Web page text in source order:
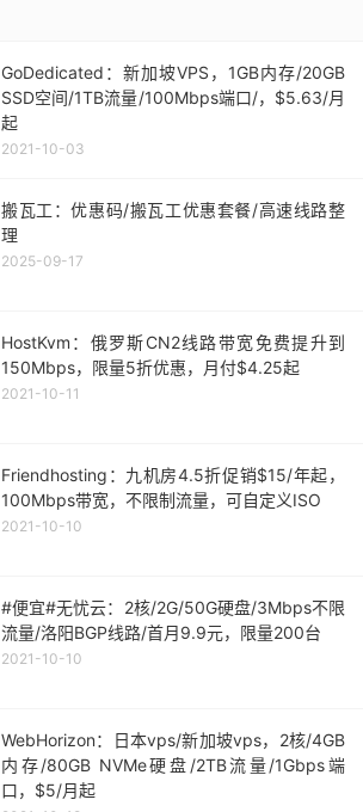
GoDedicated：新加坡VPS，1GB内存/20GB
SSD空间/1TB流量/100Mbps端口/，$5.63/月
起
2021-10-03
搬瓦工：优惠码/搬瓦工优惠套餐/高速线路整
理
2025-09-17
HostKvm：俄罗斯CN2线路带宽免费提升到
150Mbps，限量5折优惠，月付$4.25起
2021-10-11
Friendhosting：九机房4.5折促销$15/年起，
100Mbps带宽，不限制流量，可自定义ISO
2021-10-10
#便宜#无忧云：2核/2G/50G硬盘/3Mbps不限
流量/洛阳BGP线路/首月9.9元，限量200台
2021-10-10
WebHorizon：日本vps/新加坡vps，2核/4GB
内存/80GB NVMe硬盘/2TB流量/1Gbps端
口，$5/月起